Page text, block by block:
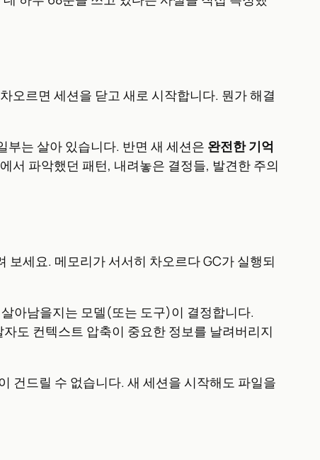
르면 세션을 닫고 새로 시작합니다. 뭔가 해결
는 살아 있습니다. 반면 새 세션은 완전한 기억
서 파악했던 패턴, 내려놓은 결정들, 발견한 주의
세요. 메모리가 서서히 차오르다 GC가 실행되
아남을지는 모델(또는 도구)이 결정합니다.
도 컨텍스트 압축이 중요한 정보를 날려버리지
건드릴 수 없습니다. 새 세션을 시작해도 파일을